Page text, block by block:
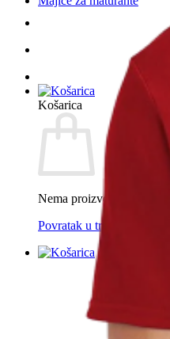
Košarica
Nema proizvoda u košarici.
Povratak u trgovinu